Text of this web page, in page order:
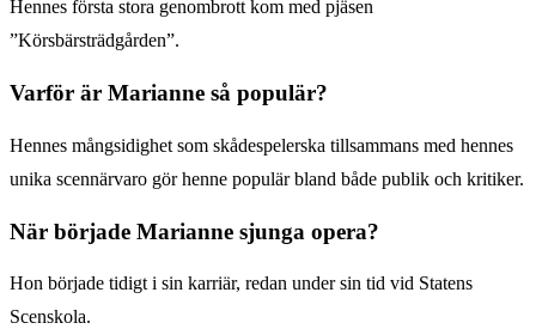
Hennes första stora genombrott kom med pjäsen
”Körsbärsträdgården”.
Varför är Marianne så populär?
Hennes mångsidighet som skådespelerska tillsammans med hennes
unika scennärvaro gör henne populär bland både publik och kritiker.
När började Marianne sjunga opera?
Hon började tidigt i sin karriär, redan under sin tid vid Statens
Scenskola.